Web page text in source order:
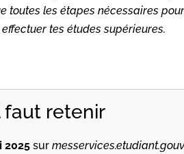
toutes les étapes nécessaires
tes études supérieures.
faut retenir
2025 sur